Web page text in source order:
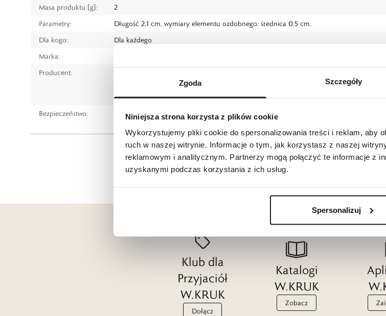
Zgoda Szczegóły
Niniejsza strona korzysta z plików cookie
Wykorzystujemy pliki cookie do spersonalizowania treści i reklam, aby
ruch w naszej witrynie. Informacje o tym, jak korzystasz z naszej
reklamowym i analitycznym. Partnerzy mogą połączyć te informacje z
uzyskanymi podczas korzystania z ich usług.
Spersonalizuj
Masa produktu [g]:
2
Parametry:
Długość 2,1 cm, wymiary elementu ozdobnego: średnica 0,5 cm.
Dla kogo:
Dla każdego
Marka:
Producent:
ul. Pilotów 10, 31-462 Kraków
e-mail:gspr@wkruk.pl
Bezpieczeństwo:
Informacje o bezpieczeństwie
Klub dla
Przyjaciół
W.KRUK
Dołącz
Katalogi
W.KRUK
Zobacz